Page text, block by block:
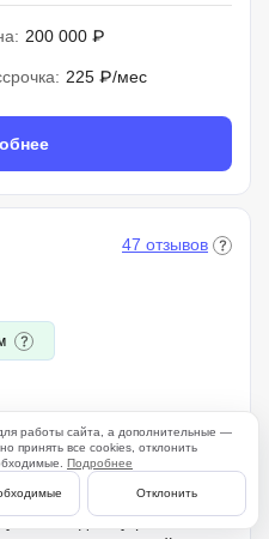
200 000 ₽
225 ₽/мес
47 отзывов
безопасных
модель угроз,
работы сайта, а дополнительные —
принять все cookies, отклонить
Подробнее
Отклонить